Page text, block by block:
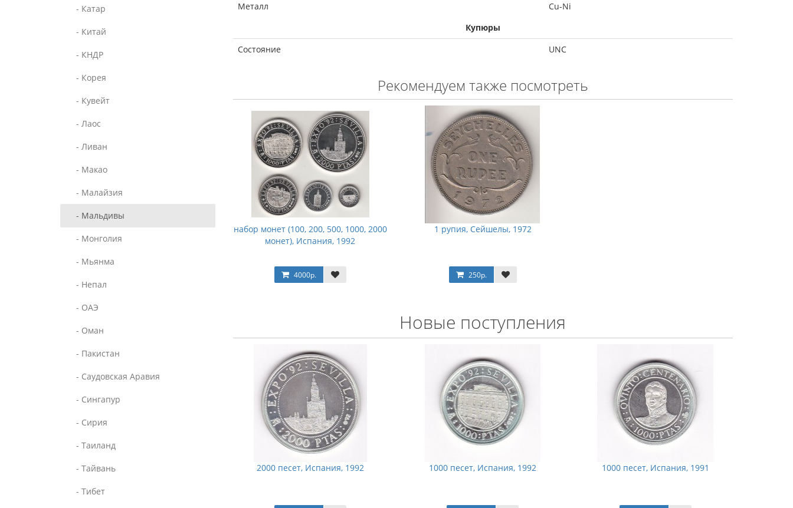
- Катар
- Китай
- КНДР
- Корея
- Кувейт
- Лаос
- Ливан
- Макао
- Малайзия
- Мальдивы
- Монголия
- Мьянма
- Непал
- ОАЭ
- Оман
- Пакистан
- Саудовская Аравия
- Сингапур
- Сирия
- Таиланд
- Тайвань
- Тибет
Металл
Cu-Ni
Купюры
Состояние
UNC
Рекомендуем также посмотреть
набор монет (100, 200, 500, 1000, 2000
монет), Испания, 1992
4000р.
1 рупия, Сейшелы, 1972
250р.
Новые поступления
2000 песет, Испания, 1992 1000 песет, Испания, 1992 1000 песет, Испания, 1991